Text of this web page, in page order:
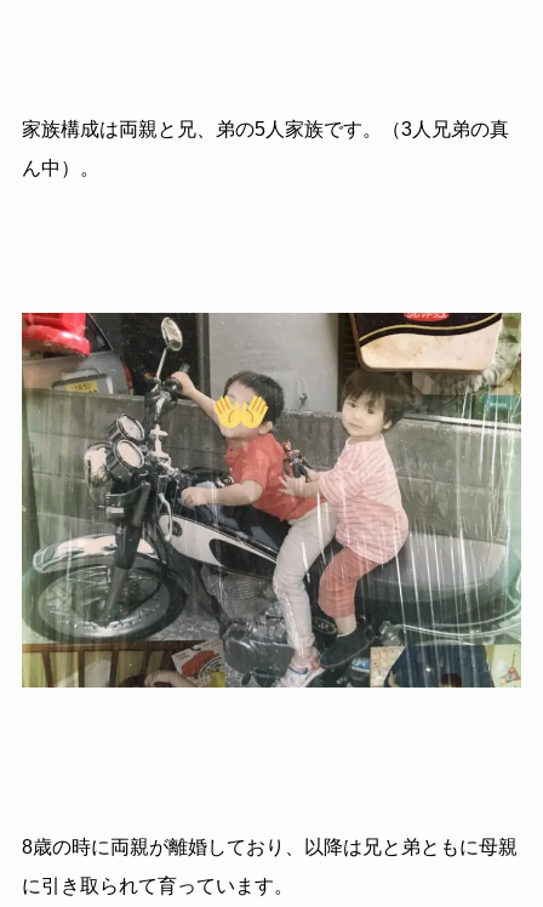
家族構成は両親と兄、弟の5人家族です。（3人兄弟の真
ん中）。
8歳の時に両親が離婚しており、以降は兄と弟ともに母親
に引き取られて育っています。